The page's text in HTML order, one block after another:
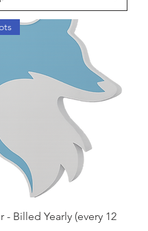
- Billed Yearly (every 12